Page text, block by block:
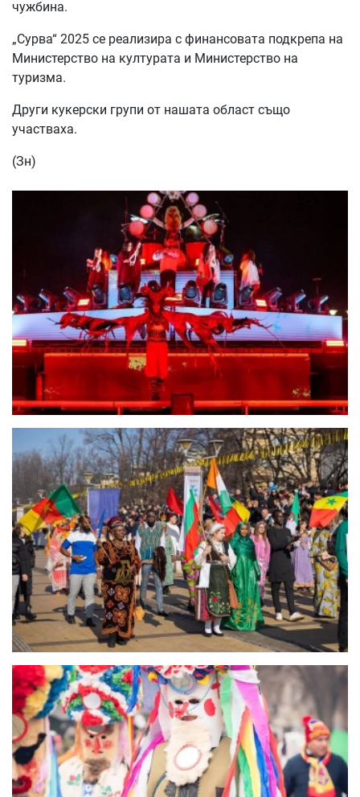
чужбина.
„Сурва“ 2025 се реализира с финансовата подкрепа на
Министерство на културата и Министерство на
туризма.
Други кукерски групи от нашата област също
участваха.
(Зн)